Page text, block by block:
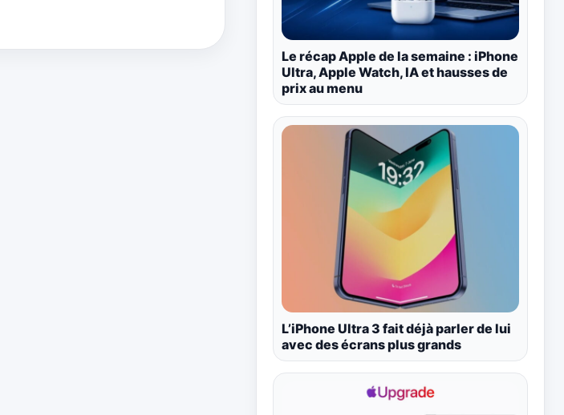
Le récap Apple de la semaine : iPhone
Ultra, Apple Watch, IA et hausses de
prix au menu
L’iPhone Ultra 3 fait déjà parler de lui
avec des écrans plus grands